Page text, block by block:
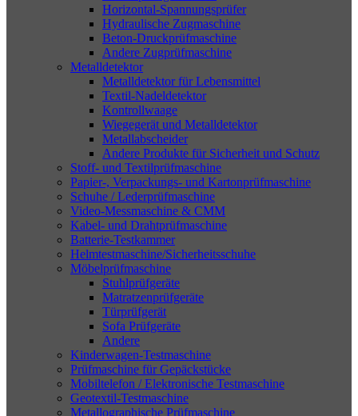
Horizontal-Spannungsprüfer
Hydraulische Zugmaschine
Beton-Druckprüfmaschine
Andere Zugprüfmaschine
Metalldetektor
Metalldetektor für Lebensmittel
Textil-Nadeldetektor
Kontrollwaage
Wiegegerät und Metalldetektor
Metallabscheider
Andere Produkte für Sicherheit und Schutz
Stoff- und Textilprüfmaschine
Papier-, Verpackungs- und Kartonprüfmaschine
Schuhe / Lederprüfmaschine
Video-Messmaschine & CMM
Kabel- und Drahtprüfmaschine
Batterie-Testkammer
Helmtestmaschine/Sicherheitsschuhe
Möbelprüfmaschine
Stuhlprüfgeräte
Matratzenprüfgeräte
Türprüfgerät
Sofa Prüfgeräte
Andere
Kinderwagen-Testmaschine
Prüfmaschine für Gepäckstücke
Mobiltelefon / Elektronische Testmaschine
Geotextil-Testmaschine
Metallographische Prüfmaschine